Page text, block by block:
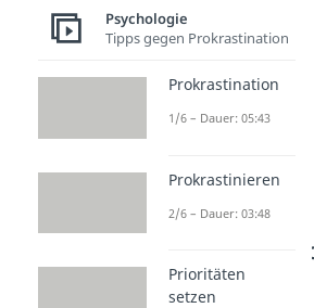
Empathie als
Mitarbeiter
Psychologie
Tipps gegen Prokrastination
Prokrastination
1/6 – Dauer: 05:43
Prokrastinieren
2/6 – Dauer: 03:48
Prioritäten
setzen